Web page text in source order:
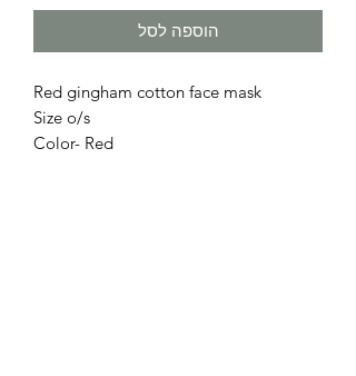
הוספה לסל
Red gingham cotton face mask
Size o/s
Color- Red